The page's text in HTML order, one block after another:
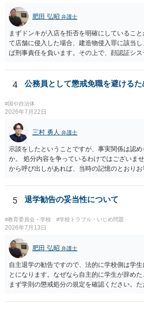
肥田 弘昭 弁護士
まずドンキが入店を拒否を明確にしているこ
て店舗に侵入した場合、建造物侵入罪に該当
ば刑事責任を負います。その上で、顔認証シ
いです。そのドンキにどうしても行かないと
が、保護者に町田のドンキに連絡をして許可
4 公務員として懲戒免職を避けるた
#国や自治体
2026年7月22日
三村 勇人 弁護士
示談をしたということですが、事実関係は認
か。 処分内容を争っているわけではございま
から呼び出しがあれば、当時の記憶のとおり
5 退学勧告の妥当性について
#教育委員会・学校 #学校トラブル・いじめ問題
2026年7月13日
肥田 弘昭 弁護士
自主退学の勧告ですので、法的に学校側は学
とになります。なぜなら自主的に学生が辞めた
まず学則の懲戒処分の規定を確認ください。
なるかと思います。その中で、懲戒処分とし